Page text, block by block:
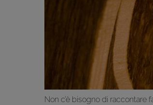
Non c’è bisogno di raccontare